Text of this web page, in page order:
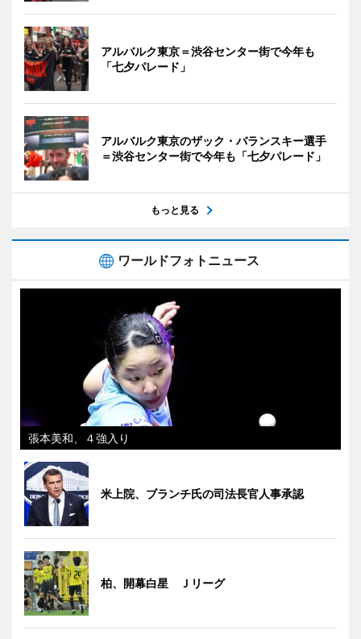
アルバルク東京＝渋谷センター街で今年も
「七夕パレード」
アルバルク東京のザック・バランスキー選手
＝渋谷センター街で今年も「七夕パレード」
もっと見る
ワールドフォトニュース
張本美和、４強入り
米上院、ブランチ氏の司法長官人事承認
柏、開幕白星 Ｊリーグ